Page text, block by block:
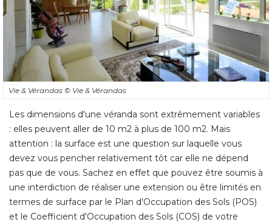
Vie & Vérandas© Vie & Vérandas
Les dimensions d'une véranda sont extrêmement variables
: elles peuvent aller de 10 m2 à plus de 100 m2. Mais
attention : la surface est une question sur laquelle vous
pas que de vous. Sachez en effet que pouvez être soumis à
une interdiction de réaliser une extension ou être limités en
termes de surface par le Plan d'Occupation des Sols (POS)
et le Coefficient d'Occupation des Sols (COS) de votre
commune. Par précaution, mieux vaut donc aller consulter
ces documents en mairie avant de lancer le projet.
Si votre véranda fait moins de 20 m2, vous n'aurez qu'à